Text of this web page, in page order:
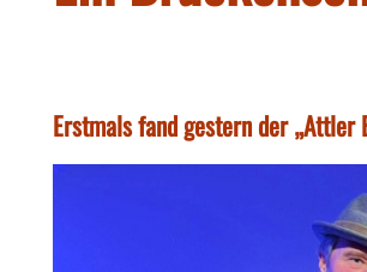
Erstmals fand gestern der